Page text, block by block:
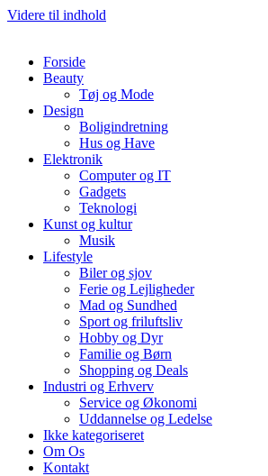
Videre til indhold
Forside
Beauty
Tøj og Mode
Design
Boligindretning
Hus og Have
Elektronik
Computer og IT
Gadgets
Teknologi
Kunst og kultur
Musik
Lifestyle
Biler og sjov
Ferie og Lejligheder
Mad og Sundhed
Sport og friluftsliv
Hobby og Dyr
Familie og Børn
Shopping og Deals
Industri og Erhverv
Service og Økonomi
Uddannelse og Ledelse
Ikke kategoriseret
Om Os
Kontakt